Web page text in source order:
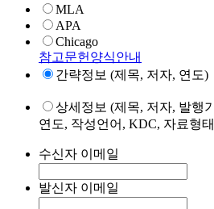
MLA
APA
Chicago
참고문헌양식안내
간략정보 (제목, 저자, 연도)
상세정보 (제목, 저자, 발행
연도, 작성언어, KDC, 자료형
수신자 이메일
발신자 이메일